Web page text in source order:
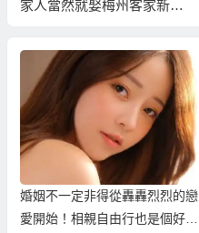
家人當然就娶梅州客家新娘
婚姻不一定非得從轟轟烈烈的戀
愛開始！相親自由行也是個好選